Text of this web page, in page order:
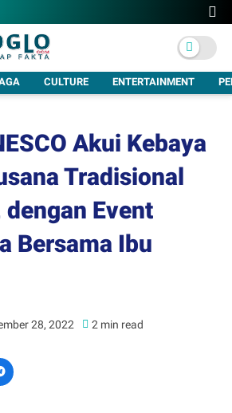
CULTURE ENTERTAINMENT
Akui Kebaya
Tradisional
Event
Bersama Ibu
28, 2022 2 min read